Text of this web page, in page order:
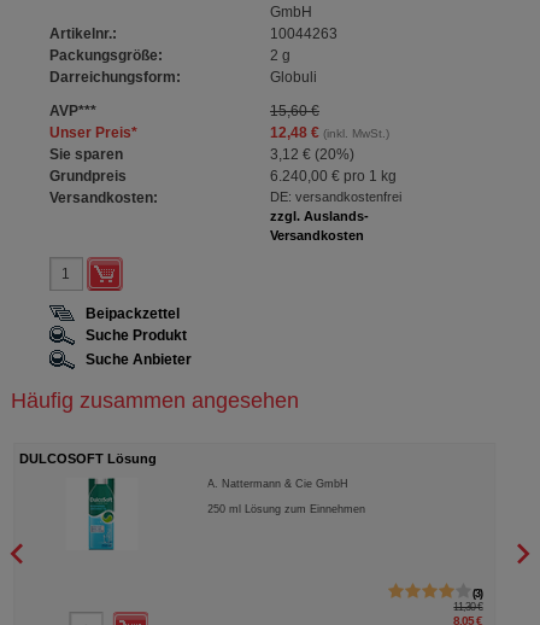
GmbH
Artikelnr.:
10044263
Packungsgröße:
2 g
Darreichungsform:
Globuli
AVP***
15,60 €
Unser Preis* 12,48 €(inkl. MwSt.)
Sie sparen 3,12 € (20%)
Grundpreis
6.240,00 €pro 1 kg
Versandkosten:
DE: versandkostenfrei
zzgl. Auslands-
Versandkosten
Beipackzettel
Suche Produkt
Suche Anbieter
Häufig zusammen angesehen
DULCOSOFT Lösung
A. Nattermann & Cie GmbH
250ml Lösung zum Einnehmen
3
11,30 €
8,05 €